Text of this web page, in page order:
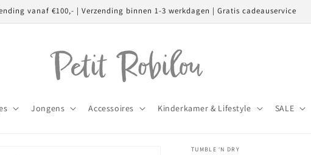
vanaf €100,- | Verzending binnen 1-3 werkdagen | Gratis cadeauservice
Jongens Accessoires Kinderkamer & Lifestyle SALE
TUMBLE ‘N DRY